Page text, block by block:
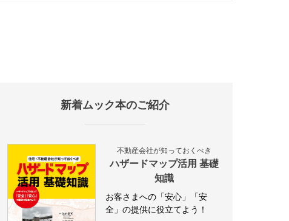
新着ムック本のご紹介
不動産会社が知っておくべき
ハザードマップ活用 基礎
知識
お客さまへの「安心」「安
全」の提供に役立てよう！